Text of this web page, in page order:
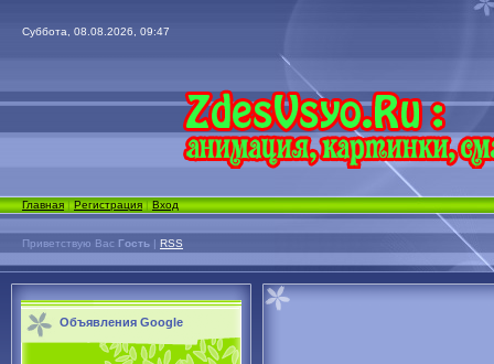
Суббота, 08.08.2026, 09:47
Главная|Регистрация|Вход
Приветствую Вас Гость | RSS
Объявления Google